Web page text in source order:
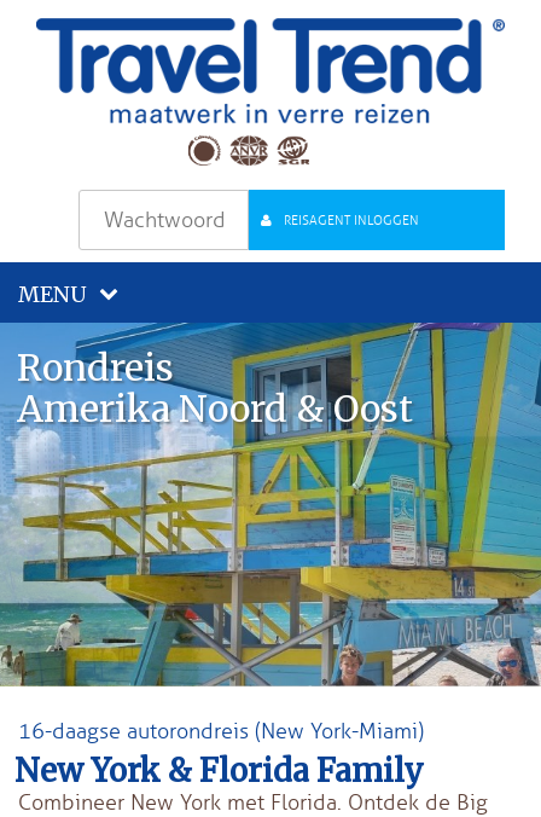
REISAGENT INLOGGEN
MENU
Rondreis
Amerika Noord & Oost
16-daagse autorondreis (New York-Miami)
New York & Florida Family
Combineer New York met Florida. Ontdek de Big